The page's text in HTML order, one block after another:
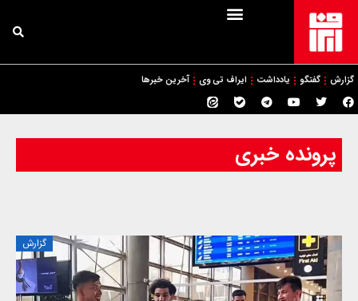
گزارش گفتگو یادداشت ایراف تی وی آخرین خبرها
پرونده خبری
گزارش